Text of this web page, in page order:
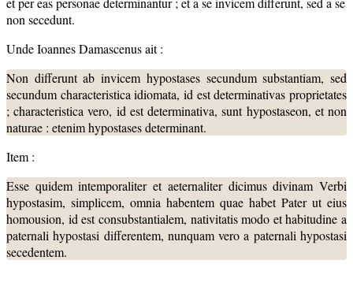
non secedunt.
Unde Ioannes Damascenus ait :
Non differunt ab invicem hypostases secundum substantiam, sed
secundum characteristica idiomata, id est determinativas proprietates
; characteristica vero, id est determinativa, sunt hypostaseon, et non
naturae : etenim hypostases determinant.
Item :
Esse quidem intemporaliter et aeternaliter dicimus divinam Verbi
hypostasim, simplicem, omnia habentem quae habet Pater ut eius
homousion, id est consubstantialem, nativitatis modo et habitudine a
paternali hypostasi differentem, nunquam vero a paternali hypostasi
secedentem.